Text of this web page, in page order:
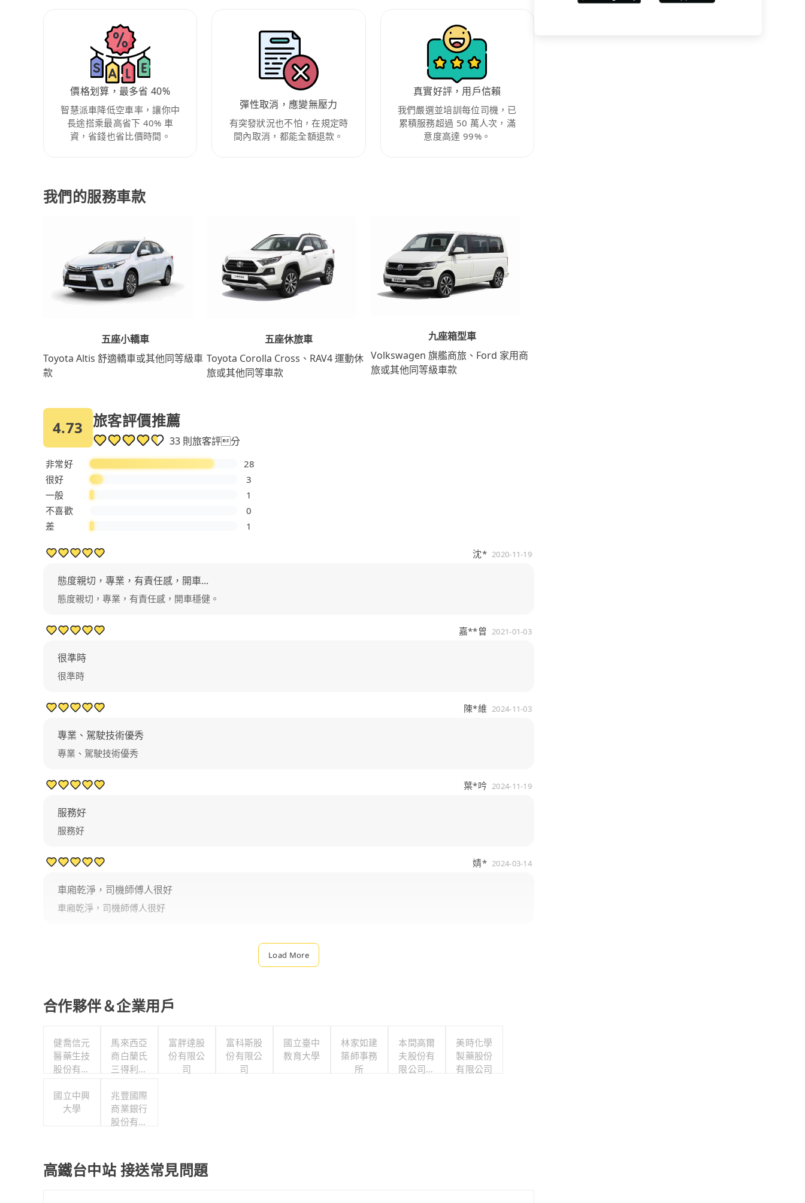
價格划算，最多省 40%
智慧派車降低空車率，讓你中
長途搭乘最高省下 40% 車
資，省錢也省比價時間。
彈性取消，應變無壓力
有突發狀況也不怕，在規定時
間內取消，都能全額退款。
真實好評，用戶信賴
我們嚴選並培訓每位司機，已
累積服務超過 50 萬人次，滿
意度高達 99%。
我們的服務車款
五座小轎車
Toyota Altis 舒適轎車或其他同等級車
款
五座休旅車
Toyota Corolla Cross、RAV4 運動休
旅或其他同等車款
九座箱型車
Volkswagen 旗艦商旅、Ford 家用商
旅或其他同等級車款
4.73 旅客評價推薦
33 則旅客評分
非常好
28
很好
3
一般
1
不喜歡
0
差
1
沈* 2020-11-19
態度親切，專業，有責任感，開車...
態度親切，專業，有責任感，開車穩健。
嘉**曾 2021-01-03
很準時
很準時
陳*維 2024-11-03
專業、駕駛技術優秀
專業、駕駛技術優秀
葉*吟 2024-11-19
服務好
服務好
婧* 2024-03-14
車廂乾淨，司機師傅人很好
車廂乾淨，司機師傅人很好
Load More
合作夥伴＆企業用戶
健喬信元
醫藥生技
股份有限
馬來西亞
商白蘭氏
三得利股
司台灣分
公司
富胖達股
份有限公
司
富科斯股
份有限公
司
國立臺中
教育大學
林家如建
築師事務
所
本間高爾
夫股份有
限公司台
美時化學
製藥股份
有限公司
國立中興
大學
兆豐國際
商業銀行
股份有限
高鐵台中站 接送常見問題